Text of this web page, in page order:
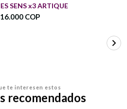
SENS x3 ARTIQUE
COP
te interesen estos
recomendados